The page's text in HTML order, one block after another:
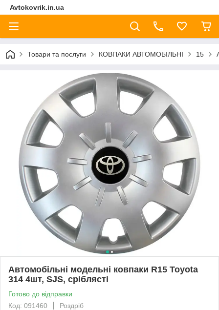
Avtokovrik.in.ua
Товари та послуги КОВПАКИ АВТОМОБІЛЬНІ 15
Автомобільні модельні ковпаки R15 Toyota
314 4шт, SJS, сріблясті
Готово до відправки
Код: 091460
Роздріб